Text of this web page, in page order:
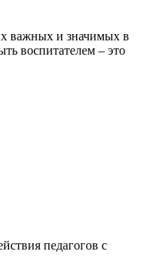
важных и значимых в
воспитателем – это
педагогов с